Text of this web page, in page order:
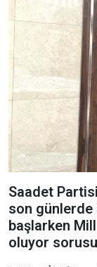
Saadet
son günlerde
başlarken
oluyor